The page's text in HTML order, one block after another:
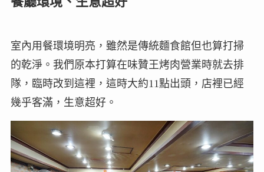
室內用餐環境明亮，雖然是傳統麵食館但也算打掃
的乾淨。我們原本打算在味贊王烤肉營業時就去排
隊，臨時改到這裡，這時大約11點出頭，店裡已經
幾乎客滿，生意超好。